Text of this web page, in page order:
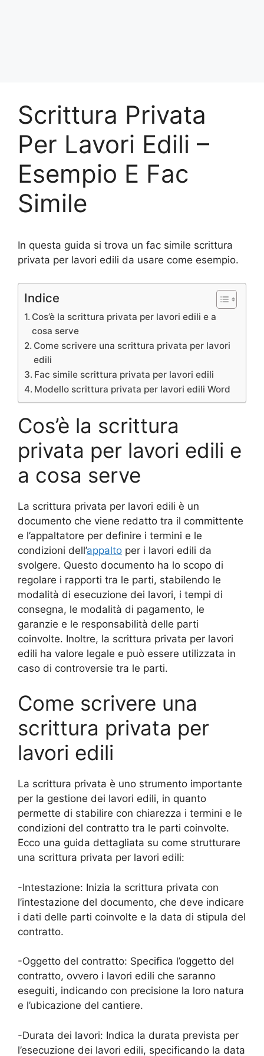
Scrittura Privata
Per Lavori Edili –
Esempio E Fac
Simile
In questa guida si trova un fac simile scrittura
privata per lavori edili da usare come esempio.
Indice
Cos’è la scrittura privata per lavori edili e a
cosa serve
Come scrivere una scrittura privata per lavori
edili
Fac simile scrittura privata per lavori edili
Modello scrittura privata per lavori edili Word
Cos’è la scrittura
privata per lavori edili e
a cosa serve
La scrittura privata per lavori edili è un
documento che viene redatto tra il committente
e l’appaltatore per definire i termini e le
condizioni dell’appalto per i lavori edili da
svolgere. Questo documento ha lo scopo di
regolare i rapporti tra le parti, stabilendo le
modalità di esecuzione dei lavori, i tempi di
consegna, le modalità di pagamento, le
garanzie e le responsabilità delle parti
coinvolte. Inoltre, la scrittura privata per lavori
edili ha valore legale e può essere utilizzata in
caso di controversie tra le parti.
Come scrivere una
scrittura privata per
lavori edili
La scrittura privata è uno strumento importante
per la gestione dei lavori edili, in quanto
permette di stabilire con chiarezza i termini e le
condizioni del contratto tra le parti coinvolte.
Ecco una guida dettagliata su come strutturare
una scrittura privata per lavori edili:
-Intestazione: Inizia la scrittura privata con
l’intestazione del documento, che deve indicare
i dati delle parti coinvolte e la data di stipula del
contratto.
-Oggetto del contratto: Specifica l’oggetto del
contratto, ovvero i lavori edili che saranno
eseguiti, indicando con precisione la loro natura
e l’ubicazione del cantiere.
-Durata dei lavori: Indica la durata prevista per
l’esecuzione dei lavori edili, specificando la data